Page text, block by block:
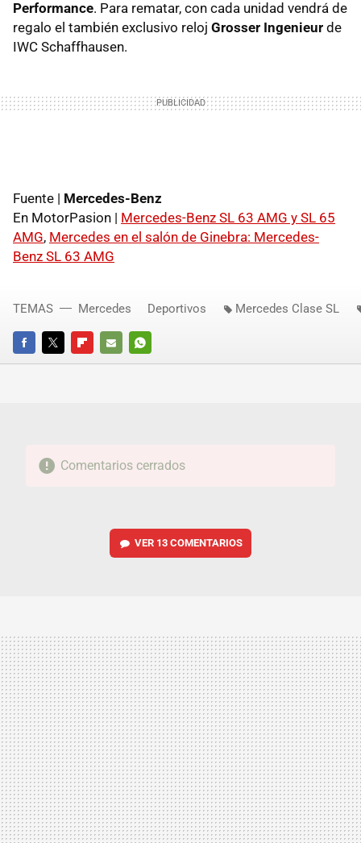
Performance. Para rematar, con cada unidad vendrá de
regalo el también exclusivo reloj Grosser Ingenieur de
IWC Schaffhausen.
Fuente | Mercedes-Benz
En MotorPasion | Mercedes-Benz SL 63 AMG y SL 65
AMG, Mercedes en el salón de Ginebra: Mercedes-
Benz SL 63 AMG
FACEBOOKTWITTERFLIPBOARD
E-
WHATSAPP
TEMAS Mercedes Deportivos Mercedes Clase SL
Comentarios cerrados
VER 13 COMENTARIOS